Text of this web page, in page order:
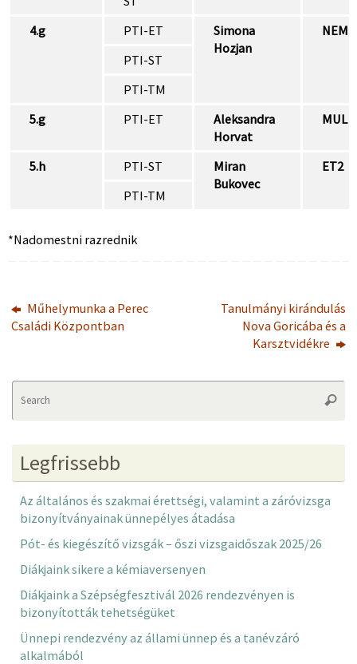
4.g
PTI-ET
Simona
Hozjan
NEM
PTI-ST
PTI-TM
5.g
PTI-ET
Aleksandra
Horvat
MUL
5.h PTI-ST
Miran
Bukovec
ET2
PTI-TM
*Nadomestni razrednik
Műhelymunka a Perec
Családi Központban
Tanulmányi kirándulás
Nova Goricába és a
Karsztvidékre
Legfrissebb
Az általános és szakmai érettségi, valamint a záróvizsga
bizonyítványainak ünnepélyes átadása
Pót- és kiegészítő vizsgák – őszi vizsgaidőszak 2025/26
Diákjaink sikere a kémiaversenyen
Diákjaink a Szépségfesztivál 2026 rendezvényen is
bizonyították tehetségüket
Ünnepi rendezvény az állami ünnep és a tanévzáró
alkalmából